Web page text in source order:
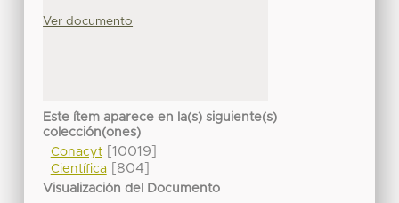
Ver documento
Este ítem aparece en la(s) siguiente(s)
colección(ones)
Conacyt[10019]
Científica[804]
Visualización del Documento